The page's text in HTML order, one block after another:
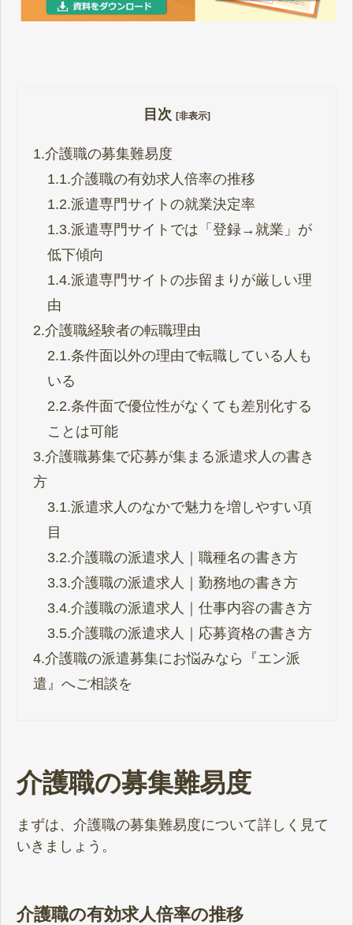
目次 [非表示]
1.介護職の募集難易度
1.1.介護職の有効求人倍率の推移
1.2.派遣専門サイトの就業決定率
1.3.派遣専門サイトでは「登録→就業」が
低下傾向
1.4.派遣専門サイトの歩留まりが厳しい理
由
2.介護職経験者の転職理由
2.1.条件面以外の理由で転職している人も
いる
2.2.条件面で優位性がなくても差別化する
ことは可能
3.介護職募集で応募が集まる派遣求人の書き
方
3.1.派遣求人のなかで魅力を増しやすい項
目
3.2.介護職の派遣求人｜職種名の書き方
3.3.介護職の派遣求人｜勤務地の書き方
3.4.介護職の派遣求人｜仕事内容の書き方
3.5.介護職の派遣求人｜応募資格の書き方
4.介護職の派遣募集にお悩みなら『エン派
遣』へご相談を
介護職の募集難易度
まずは、介護職の募集難易度について詳しく見て
いきましょう。
介護職の有効求人倍率の推移